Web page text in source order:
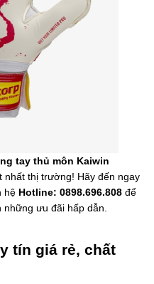
tay thủ môn Kaiwin
thị trường! Hãy đến ngay
hệ Hotline: 0898.696.808 để
ưu đãi hấp dẫn.
tín giá rẻ, chất